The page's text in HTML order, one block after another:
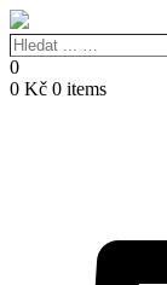
Hledat
...
…
0
0 Kč 0 items